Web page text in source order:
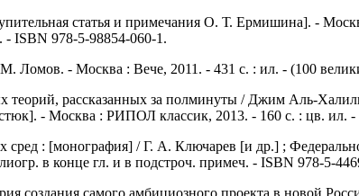
статья и примечания О. Т. Ермишина]. -
- ISBN 978-5-98854-060-1.
- Москва : Вече, 2011. - 431 с. : ил. - (100
теорий, рассказанных за полминуты / Джим Аль-
- Москва : РИПОЛ классик, 2013. - 160 с. : цв. ил.
сред : [монография] / Г. А. Ключарев [и др.] ;
в конце гл. и в подстроч. примеч. - ISBN 978-5-
создания самого амбициозного проекта в новой